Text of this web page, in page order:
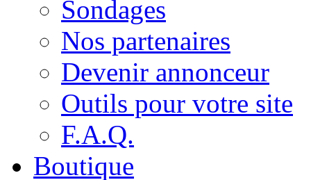
Sondages
Nos partenaires
Devenir annonceur
Outils pour votre site
F.A.Q.
Boutique